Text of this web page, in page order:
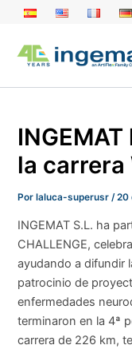
contenido
la carrera
Porlaluca-superusr /20
INGEMAT S.L. ha
CHALLENGE,
ayudando a difundir
patrocinio de
enfermedades
terminaron en la 4ª
carrera de 226 km,